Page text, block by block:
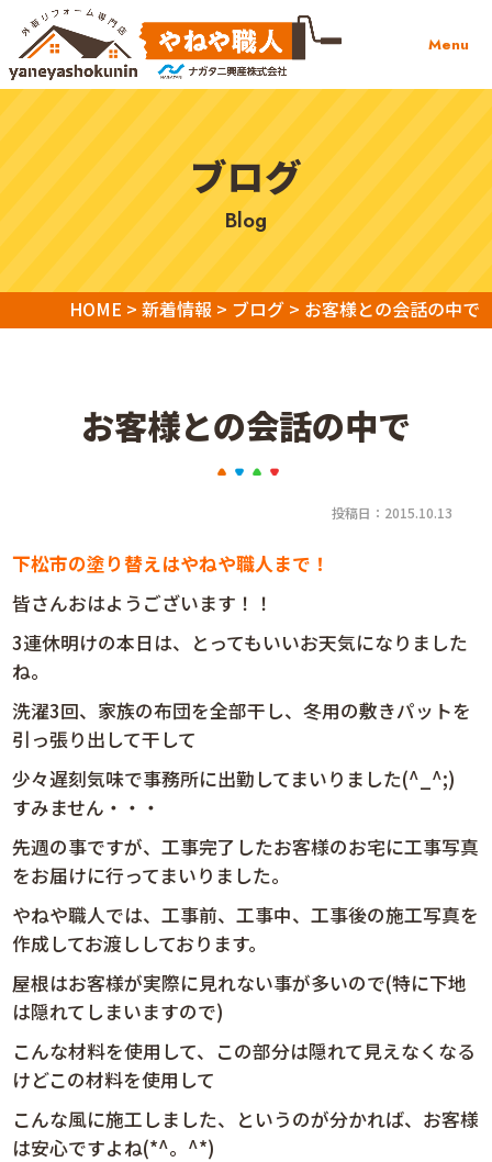
Menu
ブログ
blog
HOME > 新着情報> ブログ> お客様との会話の中で
お客様との会話の中で
投稿日：2015.10.13
下松市の塗り替えはやねや職人まで！
皆さんおはようございます！！
3連休明けの本日は、とってもいいお天気になりました
ね。
洗濯3回、家族の布団を全部干し、冬用の敷きパットを
引っ張り出して干して
少々遅刻気味で事務所に出勤してまいりました(^_^;)
すみません・・・
先週の事ですが、工事完了したお客様のお宅に工事写真
をお届けに行ってまいりました。
やねや職人では、工事前、工事中、工事後の施工写真を
作成してお渡ししております。
屋根はお客様が実際に見れない事が多いので(特に下地
は隠れてしまいますので)
こんな材料を使用して、この部分は隠れて見えなくなる
けどこの材料を使用して
こんな風に施工しました、というのが分かれば、お客様
は安心ですよね(*^。^*)